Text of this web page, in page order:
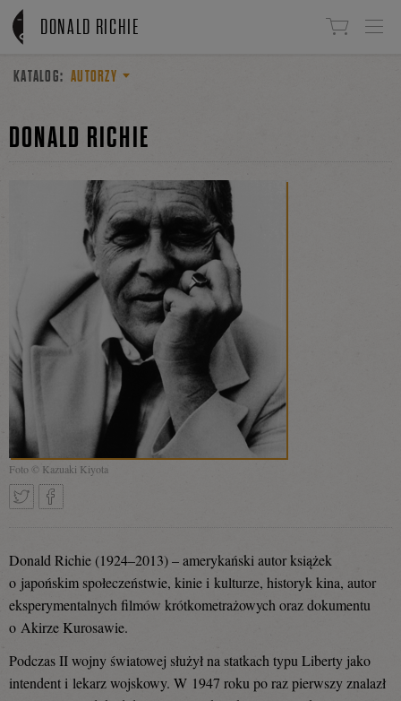
Linki do przejścia
DONALD RICHIE
KATALOG: AUTORZY
DONALD RICHIE
Foto © Kazuaki Kiyota
się
na
Donald Richie (1924–2013) – amerykański autor książek
o japońskim społeczeństwie, kinie i kulturze, historyk kina, autor
eksperymentalnych filmów krótkometrażowych oraz dokumentu
o Akirze Kurosawie.
Podczas II wojny światowej służył na statkach typu Liberty jako
intendent i lekarz wojskowy. W 1947 roku po raz pierwszy znalazł